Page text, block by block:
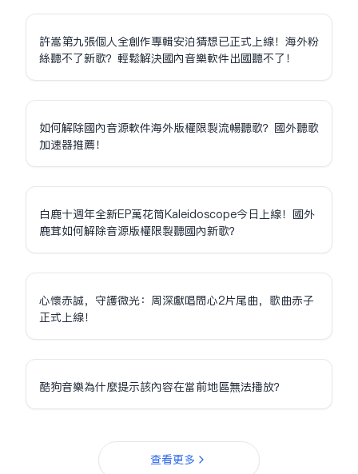
許嵩第九張個人全創作專輯安泊猜想已正式上線！海外粉
絲聽不了新歌？輕鬆解決國內音樂軟件出國聽不了！
如何解除國內音源軟件海外版權限制流暢聽歌？國外聽歌
加速器推薦！
白鹿十週年全新EP萬花筒Kaleidoscope今日上線！國外
鹿茸如何解除音源版權限制聽國內新歌？
心懷赤誠，守護微光：周深獻唱問心2片尾曲，歌曲赤子
正式上線！
酷狗音樂為什麼提示該內容在當前地區無法播放？
查看更多